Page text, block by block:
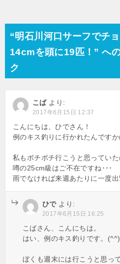
“明石川河口サーフでチ
14cmを頭に19匹！” へ
ク
こば より:
2017年6月15日 12:37
こんにちは、ひでさん！
例のキス釣りに行かれたんです
私もボチボチ行こうと思っていた
噂の25cm級はご不在ですね･･･
雨でなければ来週あたりに一度出
ひで より:
2017年6月15日 16:25
こばさん、こんにちは。
はい、例のキス釣りです。(^^)
ぼくも週末には行こうと思っ